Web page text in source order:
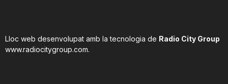
Lloc web desenvolupat amb la tecnologia de Radio City Group
www.radiocitygroup.com.